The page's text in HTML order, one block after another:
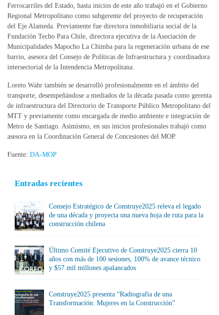
Ferrocarriles del Estado, hasta inicios de este año trabajó en el Gobierno
Regional Metropolitano como subgerente del proyecto de recuperación
del Eje Alameda. Previamente fue directora inmobiliaria social de la
Fundación Techo Para Chile, directora ejecutiva de la Asociación de
Municipalidades Mapocho La Chimba para la regeneración urbana de ese
barrio, asesora del Consejo de Políticas de Infraestructura y coordinadora
intersectorial de la Intendencia Metropolitana.
Loreto Wahr también se desarrolló profesionalmente en el ámbito del
transporte, desempeñándose a mediados de la década pasada como gerenta
de infraestructura del Directorio de Transporte Público Metropolitano del
MTT y previamente como encargada de medio ambiente e integración de
Metro de Santiago. Asimismo, en sus inicios profesionales trabajó como
asesora en la Coordinación General de Concesiones del MOP.
Fuente: DA-MOP
Entradas recientes
Consejo Estratégico de Construye2025 releva el legado
de una década y proyecta una nueva hoja de ruta para la
construcción chilena
Último Comité Ejecutivo de Construye2025 cierra 10
años con más de 100 sesiones, 100% de avance técnico
y $57 mil millones apalancados
Construye2025 presenta “Radiografía de una
Transformación: Mujeres en la Construcción”